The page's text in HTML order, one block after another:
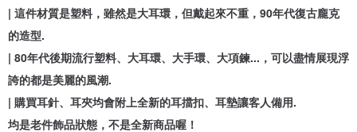
| 這件材質是塑料，雖然是大耳環，但戴起來不重，90年代復古龐克
的造型.
| 80年代後期流行塑料、大耳環、大手環、大項鍊...，可以盡情展現浮
誇的都是美麗的風潮.
| 購買耳針、耳夾均會附上全新的耳擋扣、耳墊讓客人備用.
均是老件飾品狀態，不是全新商品喔！